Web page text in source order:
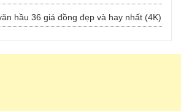
hầu 36 giá đồng đẹp và hay nhất (4K)